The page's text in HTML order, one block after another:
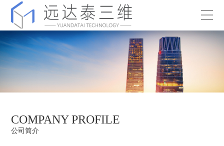
COMPANY PROFILE
公司简介